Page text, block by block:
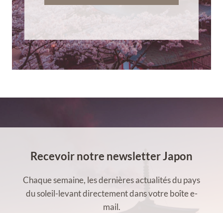
Recevoir notre newsletter Japon
Chaque semaine, les dernières actualités du pays
du soleil-levant directement dans votre boîte e-
mail.